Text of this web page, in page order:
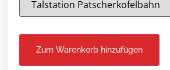
Zum Warenkorb hinzufügen